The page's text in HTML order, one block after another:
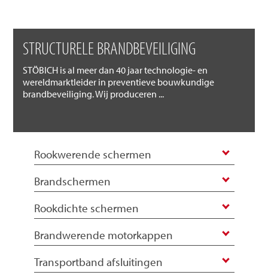
STRUCTURELE BRANDBEVEILIGING
STÖBICH is al meer dan 40 jaar technologie- en
wereldmarktleider in preventieve bouwkundige
brandbeveiliging. Wij produceren ...
Rookwerende schermen
Brandschermen
Rookdichte schermen
Brandwerende motorkappen
Transportband afsluitingen